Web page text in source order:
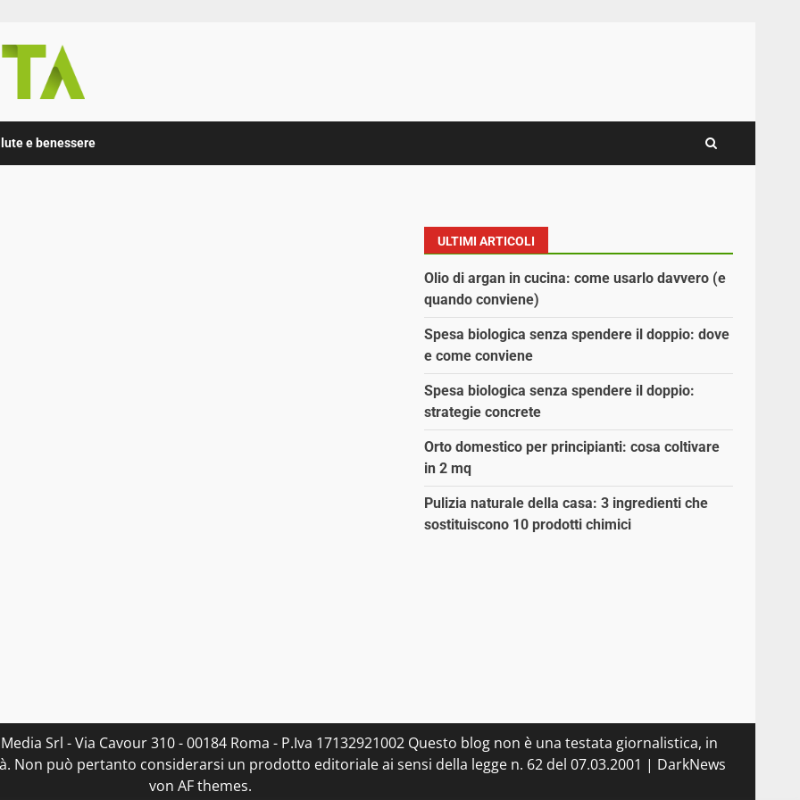
e benessere
ULTIMI ARTICOLI
Olio di argan in cucina: come usarlo davvero (e
quando conviene)
Spesa biologica senza spendere il doppio: dove
e come conviene
Spesa biologica senza spendere il doppio:
strategie concrete
Orto domestico per principianti: cosa coltivare
in 2 mq
Pulizia naturale della casa: 3 ingredienti che
sostituiscono 10 prodotti chimici
Srl - Via Cavour 310 - 00184 Roma - P.Iva 17132921002 Questo blog non è una testata giornalistica, in
Non può pertanto considerarsi un prodotto editoriale ai sensi della legge n. 62 del 07.03.2001 | DarkNews
von AF themes.